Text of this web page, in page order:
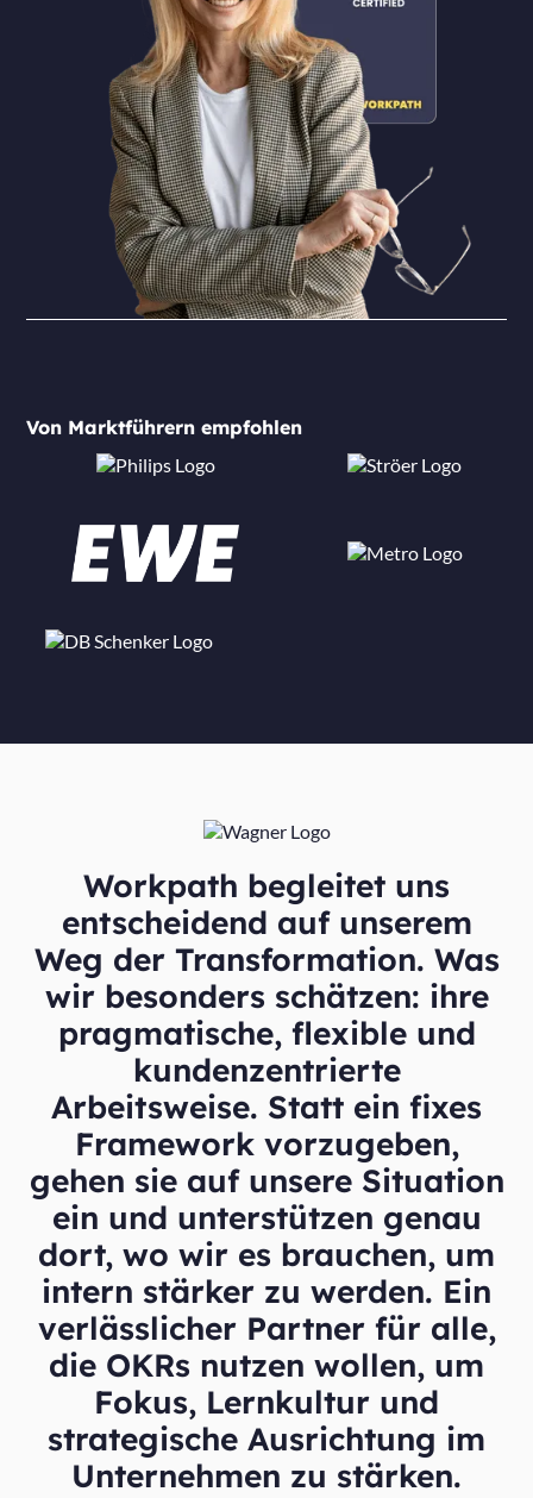
Von Marktführern empfohlen
Workpath begleitet uns
entscheidend auf unserem
Weg der Transformation. Was
wir besonders schätzen: ihre
pragmatische, flexible und
kundenzentrierte
Arbeitsweise. Statt ein fixes
Framework vorzugeben,
gehen sie auf unsere Situation
ein und unterstützen genau
dort, wo wir es brauchen, um
intern stärker zu werden. Ein
verlässlicher Partner für alle,
die OKRs nutzen wollen, um
Fokus, Lernkultur und
strategische Ausrichtung im
Unternehmen zu stärken.